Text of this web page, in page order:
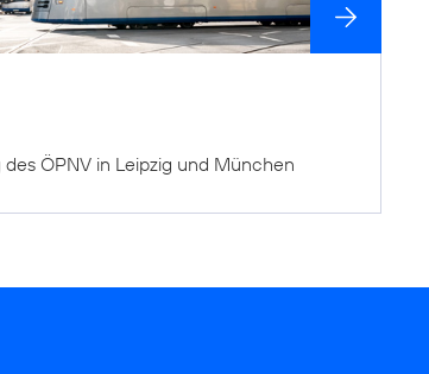
ÖPNV in Leipzig und München